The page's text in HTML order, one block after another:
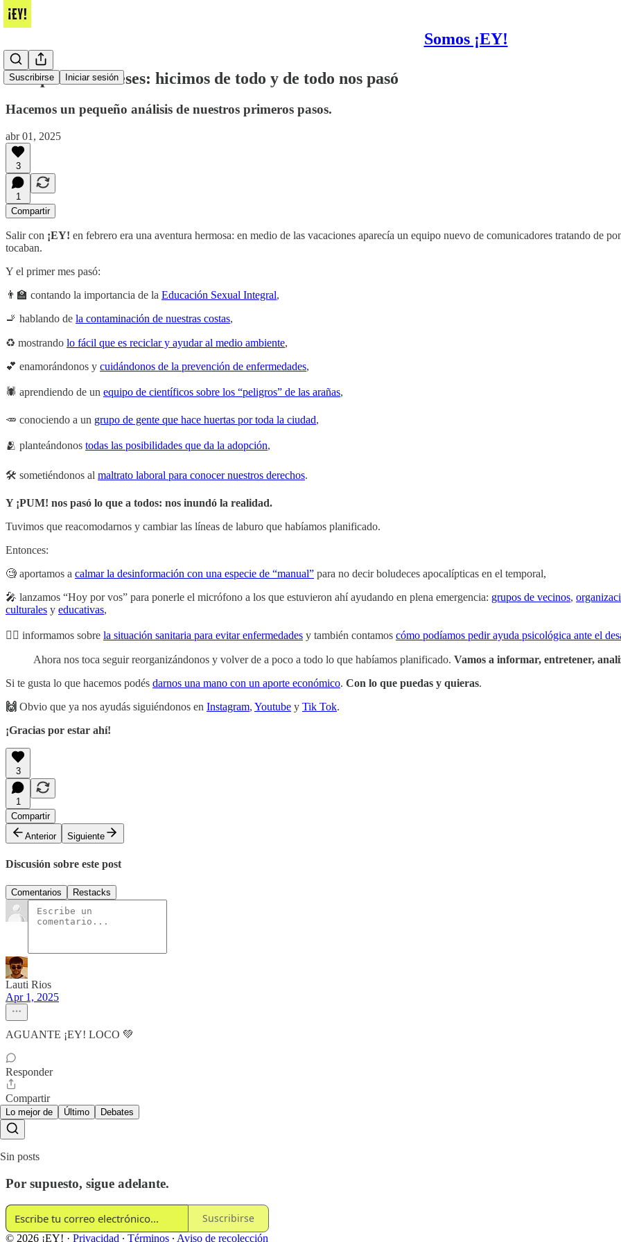
Somos ¡EY!
Suscribirse Iniciar sesión
Cumplimos 2 meses: hicimos de todo y de todo nos pasó
Hacemos un pequeño análisis de nuestros primeros pasos.
abr 01, 2025
3
1
Compartir
Salir con ¡EY! en febrero era una aventura hermosa: en medio de las vacaciones aparecía un equipo nuevo de comunicadores tratando de
tocaban.
Y el primer mes pasó:
👨‍🏫 contando la importancia de la Educación Sexual Integral,
🚬 hablando de la contaminación de nuestras costas,
♻ mostrando lo fácil que es reciclar y ayudar al medio ambiente,
💕 enamorándonos y cuidándonos de la prevención de enfermedades,
🕷 aprendiendo de un equipo de científicos sobre los “peligros” de las arañas,
🥕 conociendo a un grupo de gente que hace huertas por toda la ciudad,
🫂 planteándonos todas las posibilidades que da la adopción,
🛠️ sometiéndonos al maltrato laboral para conocer nuestros derechos.
Y ¡PUM! nos pasó lo que a todos: nos inundó la realidad.
Tuvimos que reacomodarnos y cambiar las líneas de laburo que habíamos planificado.
Entonces:
🧐 aportamos a calmar la desinformación con una especie de “manual” para no decir boludeces apocalípticas en el temporal,
🎤 lanzamos “Hoy por vos” para ponerle el micrófono a los que estuvieron ahí ayudando en plena emergencia: grupos de vecinos,
culturales y educativas,
🙇‍♀️ informamos sobre la situación sanitaria para evitar enfermedades y también contamos cómo podíamos pedir ayuda psicológica ante el
Ahora nos toca seguir reorganizándonos y volver de a poco a todo lo que habíamos planificado. Vamos a informar, entretener,
Si te gusta lo que hacemos podés darnos una mano con un aporte económico. Con lo que puedas y quieras.
🙌 Obvio que ya nos ayudás siguiéndonos en Instagram, Youtube y Tik Tok.
¡Gracias por estar ahí!
3
1
Compartir
Anterior
Siguiente
Discusión sobre este post
Comentarios Restacks
Lauti Rios
Apr 1, 2025
AGUANTE ¡EY! LOCO 💚
Responder
Compartir
Lo mejor de Último Debates
Sin posts
Por supuesto, sigue adelante.
Suscribirse
© 2026 ¡EY! · Privacidad ∙ Términos ∙ Aviso de recolección